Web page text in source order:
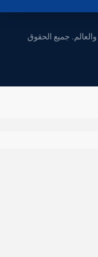
والعالم. جميع الحقوق